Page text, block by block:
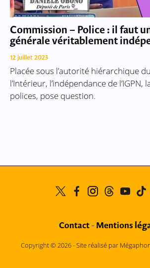
Commission – Police : il faut
générale véritablement
12 juillet 2023
Placée sous l’autorité hiérarchique
l’Intérieur, l’indépendance de l’IGPN,
polices, pose question.
Contact - Mentions
Copyright © 2026 -Site réalisé par